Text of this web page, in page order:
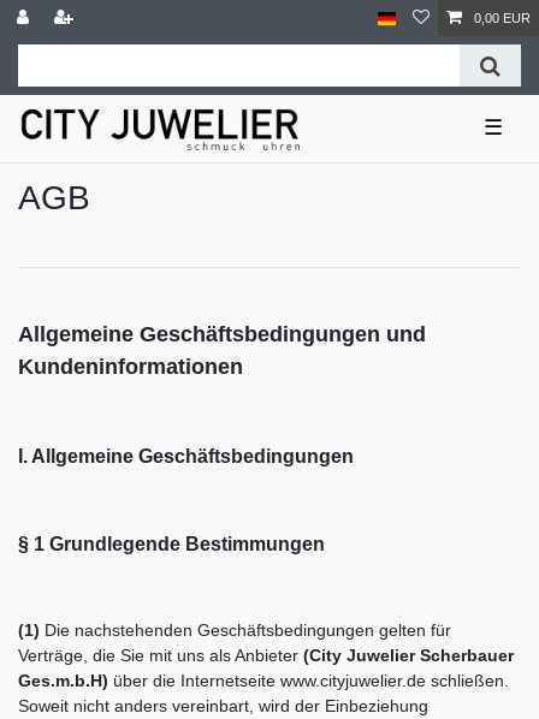
0,00 EUR
☰
AGB
Allgemeine Geschäftsbedingungen und
Kundeninformationen
I. Allgemeine Geschäftsbedingungen
§ 1 Grundlegende Bestimmungen
(1) Die nachstehenden Geschäftsbedingungen gelten für
Verträge, die Sie mit uns als Anbieter (City Juwelier Scherbauer
Ges.m.b.H) über die Internetseite www.cityjuwelier.de schließen.
Soweit nicht anders vereinbart, wird der Einbeziehung